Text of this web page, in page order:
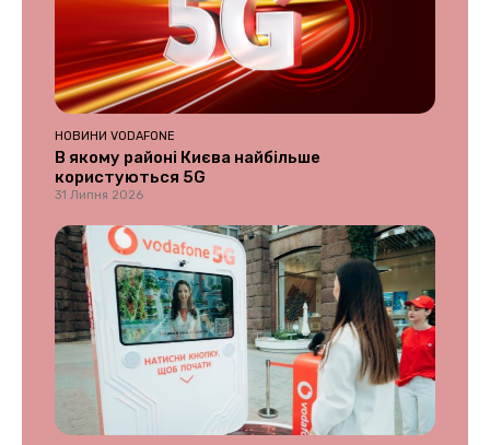
НОВИНИ VODAFONE
В якому районі Києва найбільше
користуються 5G
31 Липня 2026